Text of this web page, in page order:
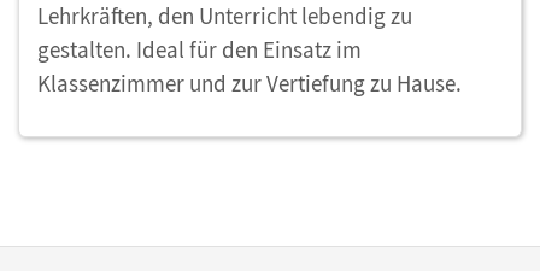
Lehrkräften, den Unterricht lebendig zu
gestalten. Ideal für den Einsatz im
Klassenzimmer und zur Vertiefung zu Hause.